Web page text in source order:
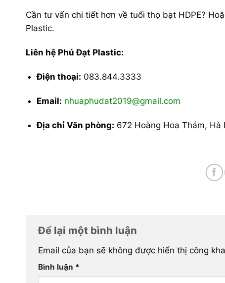
Cần tư vấn chi tiết hơn về tuổi thọ bạt HDPE?
Plastic.
Liên hệ Phú Đạt Plastic:
Điện thoại: 083.844.3333
Email: nhuaphudat2019@gmail.com
Địa chỉ Văn phòng: 672 Hoàng Hoa Thám, Hà
Để lại một bình luận
Email của bạn sẽ không được hiển thị công
Bình luận *